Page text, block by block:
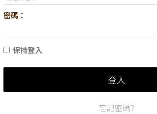
密碼：
保持登入
登入
忘記密碼?